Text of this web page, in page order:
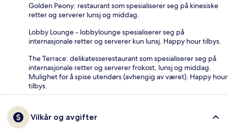
Golden Peony: restaurant som spesialiserer seg på kinesiske
retter og serverer lunsj og middag.
Lobby Lounge - lobbylounge spesialiserer seg på
internasjonale retter og serverer kun lunsj. Happy hour tilbys.
The Terrace: delikatesserestaurant som spesialiserer seg på
internasjonale retter og serverer frokost, lunsj og middag.
Mulighet for å spise utendørs (avhengig av været). Happy hour
tilbys.
Vilkår og avgifter